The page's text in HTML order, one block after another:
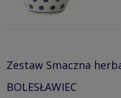
Zestaw Smaczna
BOLESŁAWIEC